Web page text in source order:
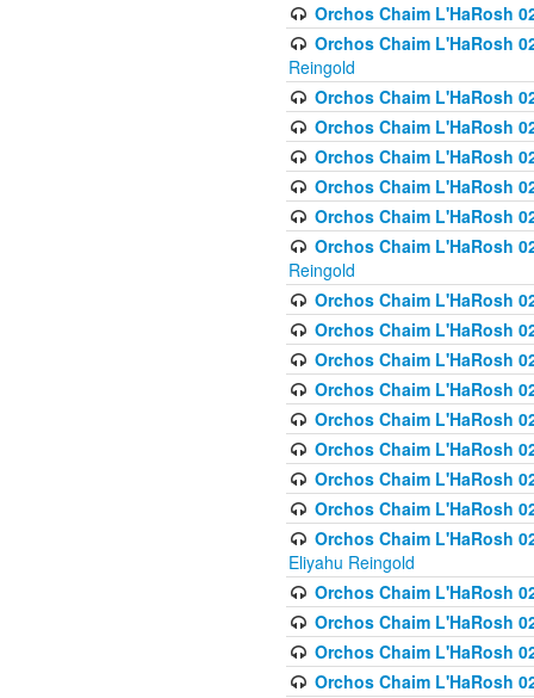
Orchos Chaim L'HaRosh
Orchos Chaim L'HaRosh
Reingold
Orchos Chaim L'HaRosh
Orchos Chaim L'HaRosh
Orchos Chaim L'HaRosh
Orchos Chaim L'HaRosh
Orchos Chaim L'HaRosh
Orchos Chaim L'HaRosh
Reingold
Orchos Chaim L'HaRosh
Orchos Chaim L'HaRosh
Orchos Chaim L'HaRosh
Orchos Chaim L'HaRosh
Orchos Chaim L'HaRosh
Orchos Chaim L'HaRosh
Orchos Chaim L'HaRosh
Orchos Chaim L'HaRosh
Orchos Chaim L'HaRosh
Eliyahu Reingold
Orchos Chaim L'HaRosh
Orchos Chaim L'HaRosh
Orchos Chaim L'HaRosh
Orchos Chaim L'HaRosh